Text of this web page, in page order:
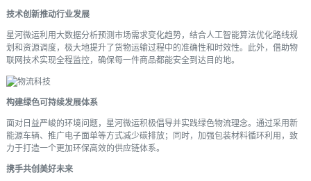
技术创新推动行业发展
星河微运利用大数据分析预测市场需求变化趋势，结合人工智能算法优化路线规
划和资源调度，极大地提升了货物运输过程中的准确性和时效性。此外，借助物
联网技术实现全程监控，确保每一件商品都能安全到达目的地。
构建绿色可持续发展体系
面对日益严峻的环境问题，星河微运积极倡导并实践绿色物流理念。通过采用新
能源车辆、推广电子面单等方式减少碳排放；同时，加强包装材料循环利用，致
力于打造一个更加环保高效的供应链体系。
携手共创美好未来